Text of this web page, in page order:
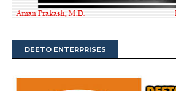
DEETO ENTERPRISES